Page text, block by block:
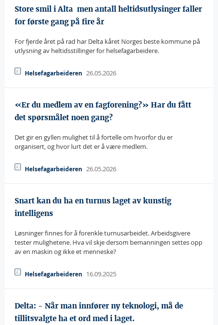
Store smil i Alta  men antall heltidsutlysinger faller
for første gang på fire år
For fjerde året på rad har Delta kåret Norges beste kommune på
utlysning av heltidsstillinger for helsefagarbeidere.
Helsefagarbeideren 26.05.2026
«Er du medlem av en fagforening?» Har du fått
det spørsmålet noen gang?
Det gir en gyllen mulighet til å fortelle om hvorfor du er
organisert, og hvor lurt det er å være medlem.
Helsefagarbeideren 26.05.2026
Snart kan du ha en turnus laget av kunstig
intelligens
Løsninger finnes for å forenkle turnusarbeidet. Arbeidsgivere
tester mulighetene. Hva vil skje dersom bemanningen settes opp
av en maskin og ikke et menneske?
Helsefagarbeideren 16.09.2025
Delta: - Når man innfører ny teknologi, må de
tillitsvalgte ha et ord med i laget.